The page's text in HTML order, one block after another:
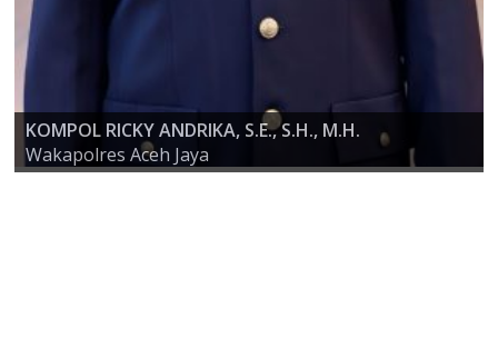
AKBP ZULFA RENALDO, S.I.K., M.Si
KAPOLRES ACEH JAYA
KOMPOL RICKY ANDRIKA, S.E., S.H., M.H.
Wakapolres Aceh Jaya